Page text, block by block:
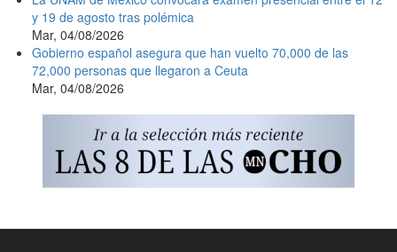
y 19 de agosto tras polémica
Mar, 04/08/2026
Gobierno español asegura que han vuelto 70,000 de las
72,000 personas que llegaron a Ceuta
Mar, 04/08/2026